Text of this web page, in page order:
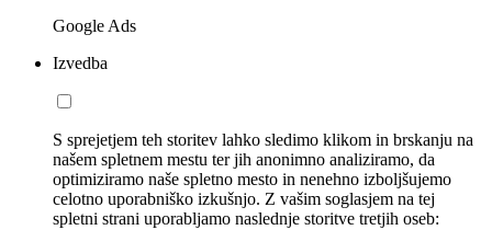
Google Ads
Izvedba
S sprejetjem teh storitev lahko sledimo klikom in brskanju na
našem spletnem mestu ter jih anonimno analiziramo, da
optimiziramo naše spletno mesto in nenehno izboljšujemo
celotno uporabniško izkušnjo. Z vašim soglasjem na tej
spletni strani uporabljamo naslednje storitve tretjih oseb: